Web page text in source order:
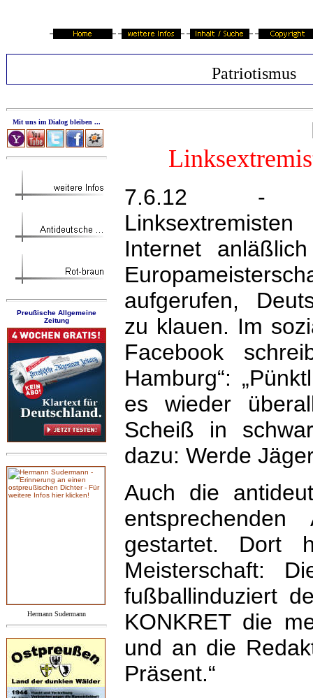
Patriotismus
Mit uns im Dialog bleiben ...
Preußische Allgemeine
Zeitung
Hermann Sudermann
7.6.12 -
Internet
aufgerufen,
zu klauen. Im
Facebook
Hamburg“:
es wieder
Scheiß in
dazu: Werde
Auch die
gestartet. Dort
Meisterschaft:
fußballinduziert
KONKRET die
und an die
Präsent.“